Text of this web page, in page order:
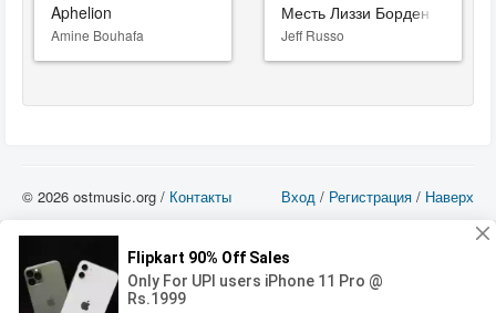
Aphelion
Amine Bouhafa
Месть Лиззи Борден
Jeff Russo
Вход / Регистрация / Наверх
© 2026 ostmusic.org / Контакты
можете использовать такие материалы только в том в случае, если
использование производится с ознакомительными целями - для прочих целей
вы должны приобрести лицензионную запись.